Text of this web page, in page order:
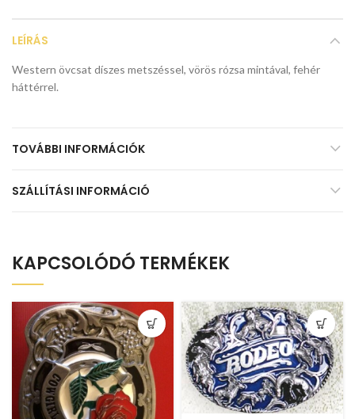
LEÍRÁS
Western övcsat díszes metszéssel, vörös rózsa mintával, fehér
háttérrel.
TOVÁBBI INFORMÁCIÓK
SZÁLLÍTÁSI INFORMÁCIÓ
KAPCSOLÓDÓ TERMÉKEK